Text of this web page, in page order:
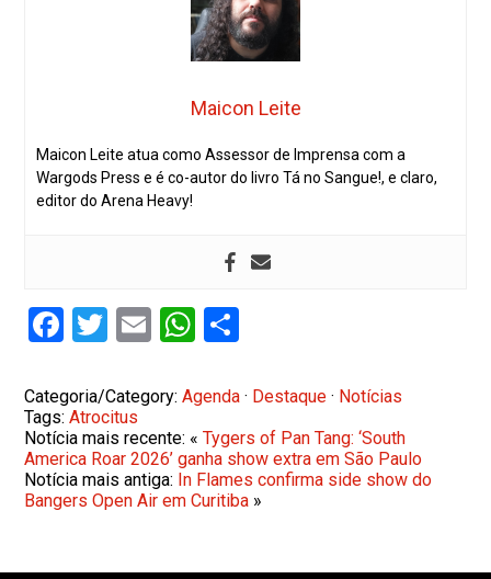
Maicon Leite
Maicon Leite atua como Assessor de Imprensa com a
Wargods Press e é co-autor do livro Tá no Sangue!, e claro,
editor do Arena Heavy!
Facebook
Twitter
EmailWhatsApp
Categoria/Category:Agenda · Destaque · Notícias
Tags:Atrocitus
Notícia mais recente: «Tygers of Pan Tang: ‘South
America Roar 2026’ ganha show extra em São Paulo
Notícia mais antiga: In Flames confirma side show do
Bangers Open Air em Curitiba »